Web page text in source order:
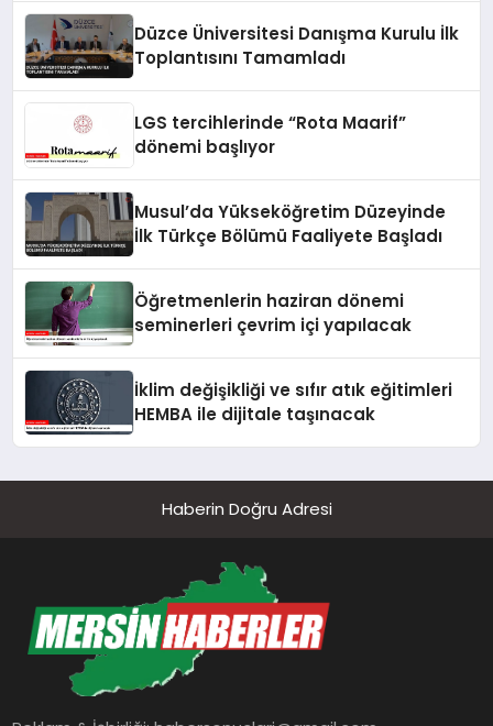
Düzce Üniversitesi Danışma Kurulu İlk
Toplantısını Tamamladı
LGS tercihlerinde “Rota Maarif”
dönemi başlıyor
Musul’da Yükseköğretim Düzeyinde
İlk Türkçe Bölümü Faaliyete Başladı
Öğretmenlerin haziran dönemi
seminerleri çevrim içi yapılacak
İklim değişikliği ve sıfır atık eğitimleri
HEMBA ile dijitale taşınacak
Haberin Doğru Adresi